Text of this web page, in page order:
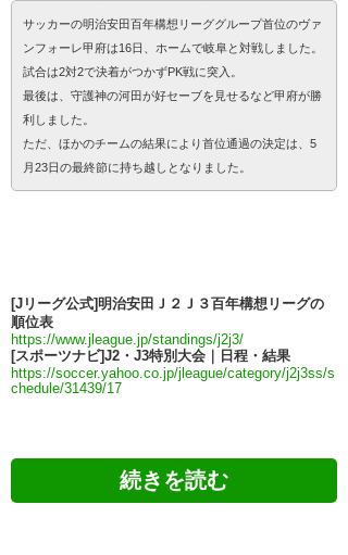
サッカーの明治安田百年構想リーググループ首位のヴァ
ンフォーレ甲府は16日、ホームで岐阜と対戦しました。
試合は2対2で決着がつかずPK戦に突入。
最後は、守護神の河田が好セーブを見せるなど甲府が勝
利しました。
ただ、ほかのチームの結果により首位通過の決定は、5
月23日の最終節に持ち越しとなりました。
[Jリーグ公式]明治安田Ｊ２Ｊ３百年構想リーグの
順位表
https://www.jleague.jp/standings/j2j3/
[スポーツナビ]J2・J3特別大会｜日程・結果
https://soccer.yahoo.co.jp/jleague/category/j2j3ss/s
chedule/31439/17